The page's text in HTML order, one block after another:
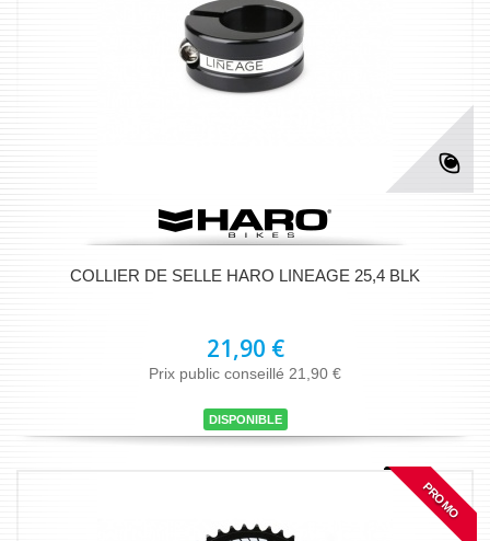
COLLIER DE SELLE HARO LINEAGE 25,4 BLK
21,90 €
Prix public conseillé 21,90 €
DISPONIBLE
PROMO